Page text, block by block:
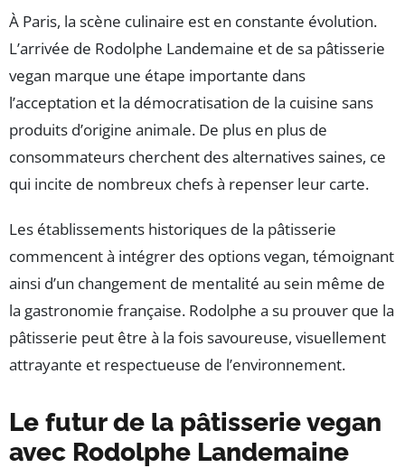
À Paris, la scène culinaire est en constante évolution.
L’arrivée de Rodolphe Landemaine et de sa pâtisserie
vegan marque une étape importante dans
l’acceptation et la démocratisation de la cuisine sans
produits d’origine animale. De plus en plus de
consommateurs cherchent des alternatives saines, ce
qui incite de nombreux chefs à repenser leur carte.
Les établissements historiques de la pâtisserie
commencent à intégrer des options vegan, témoignant
ainsi d’un changement de mentalité au sein même de
la gastronomie française. Rodolphe a su prouver que la
pâtisserie peut être à la fois savoureuse, visuellement
attrayante et respectueuse de l’environnement.
Le futur de la pâtisserie vegan
avec Rodolphe Landemaine